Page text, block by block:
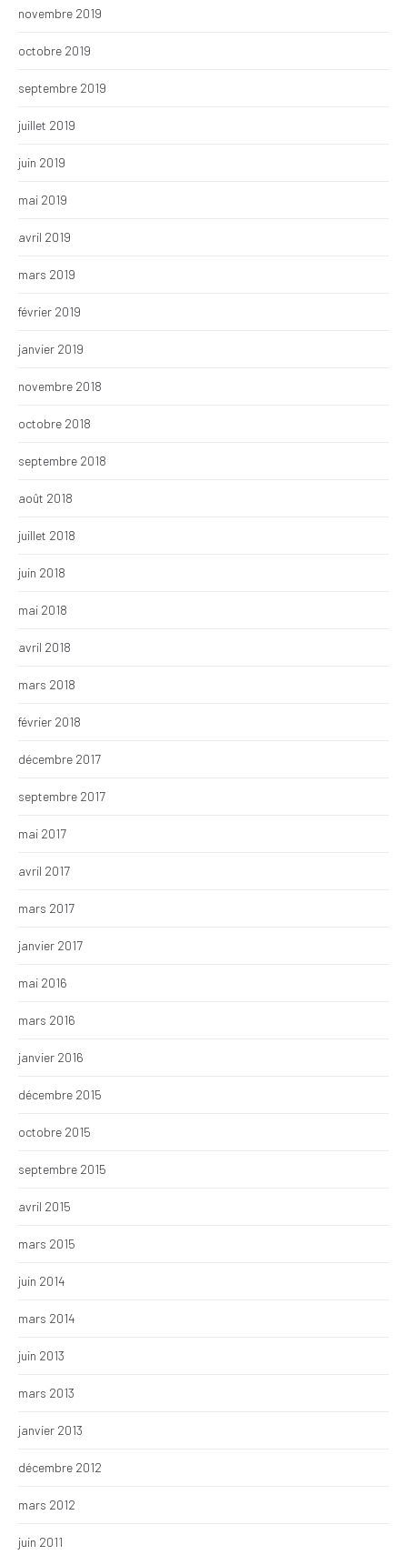
novembre 2019
octobre 2019
septembre 2019
juillet 2019
juin 2019
mai 2019
avril 2019
mars 2019
février 2019
janvier 2019
novembre 2018
octobre 2018
septembre 2018
août 2018
juillet 2018
juin 2018
mai 2018
avril 2018
mars 2018
février 2018
décembre 2017
septembre 2017
mai 2017
avril 2017
mars 2017
janvier 2017
mai 2016
mars 2016
janvier 2016
décembre 2015
octobre 2015
septembre 2015
avril 2015
mars 2015
juin 2014
mars 2014
juin 2013
mars 2013
janvier 2013
décembre 2012
mars 2012
juin 2011